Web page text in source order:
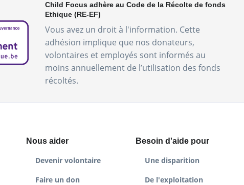
Child Focus adhère au Code de la Récolte de fonds
Ethique (RE-EF)
Vous avez un droit à l'information. Cette
adhésion implique que nos donateurs,
volontaires et employés sont informés au
moins annuellement de l’utilisation des fonds
récoltés.
Nous aider
Devenir volontaire
Faire un don
Besoin d'aide pour
Une disparition
De l'exploitation